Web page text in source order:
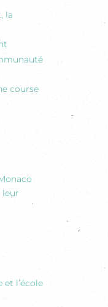
la
course
leur
l’école